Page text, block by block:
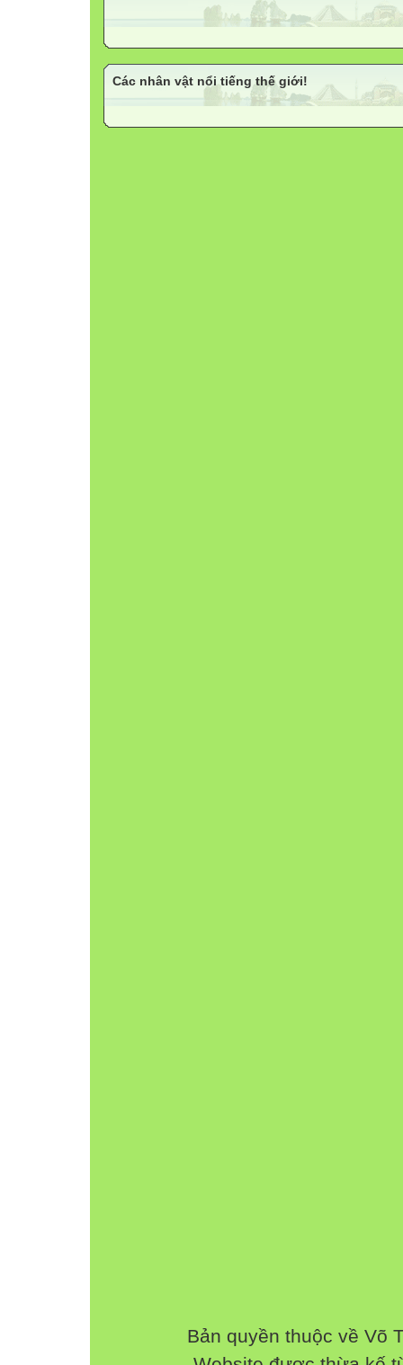
Các nhân vật nổi tiếng thế giới!
Bản quyền thuộc về Võ